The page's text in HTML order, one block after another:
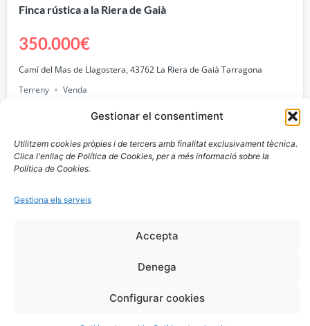
Gestionar el consentiment
Utilitzem cookies pròpies i de tercers amb finalitat exclusivament tècnica.
Clica l'enllaç de Política de Cookies, per a més informació sobre la
Política de Cookies.
Gestiona els serveis
Accepta
Denega
Configurar cookies
Finca rústica a la Riera de Gaià
350.000€
Camí del Mas de Llagostera, 43762 La Riera de Gaià Tarragona
Terreny
Venda
Tarragona, en la Rambla Nova n18, baixos. Som una